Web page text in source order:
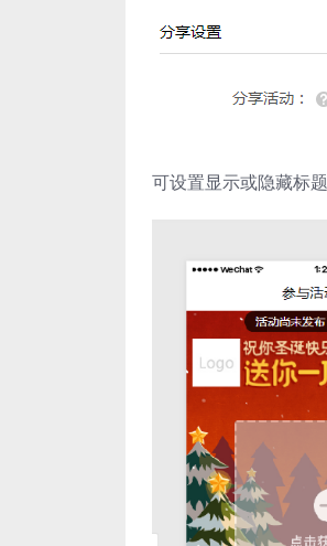
可设置显示或隐藏标